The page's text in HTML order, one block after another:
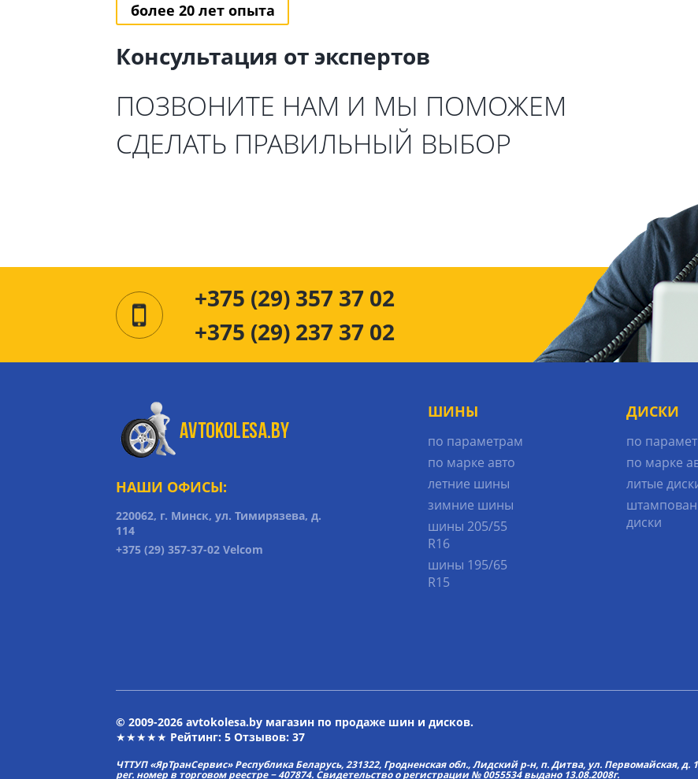
более 20 лет опыта
Консультация от экспертов
ПОЗВОНИТЕ НАМ И МЫ ПОМОЖЕМ
СДЕЛАТЬ ПРАВИЛЬНЫЙ ВЫБОР
+375 (29) 357 37 02
+375 (29) 237 37 02
НАШИ ОФИСЫ:
220062, г. Минск, ул. Тимирязева, д.
114
+375 (29) 357-37-02 Velcom
ШИНЫ
по параметрам
по марке авто
летние шины
зимние шины
шины 205/55
R16
шины 195/65
R15
ДИСКИ
по
по марке
литые
диски
© 2009-2026 avtokolesa.by магазин по продаже шин и дисков.
★★★★★ Рейтинг: 5 Отзывов: 37
ЧТТУП «ЯрТранСервис» Республика Беларусь, 231322, Гродненская обл., Лидский р-н, п. Дитва, ул. Первомайская, д.
рег. номер в торговом реестре − 407874. Свидетельство о регистрации № 0055534 выдано 13.08.2008г.